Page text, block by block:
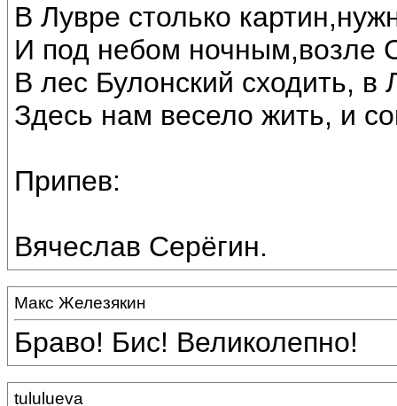
В Лувре столько
И под небом ночным,возле
В лес Булонский сходить, в
Здесь нам весело жить, и
Припев:
Вячеслав Серёгин.
Макс Железякин
Браво! Бис! Великолепно!
tululueva